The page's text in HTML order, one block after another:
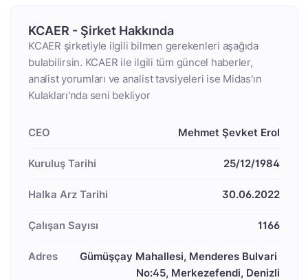
KCAER - Şirket Hakkında
KCAER şirketiyle ilgili bilmen gerekenleri aşağıda
bulabilirsin. KCAER ile ilgili tüm güncel haberler,
analist yorumları ve analist tavsiyeleri ise Midas'ın
Kulakları'nda seni bekliyor
CEO Mehmet Şevket Erol
Kuruluş Tarihi 25/12/1984
Halka Arz Tarihi 30.06.2022
Çalışan Sayısı 1166
Adres
Gümüşçay Mahallesi, Menderes Bulvari
No:45, Merkezefendi, Denizli